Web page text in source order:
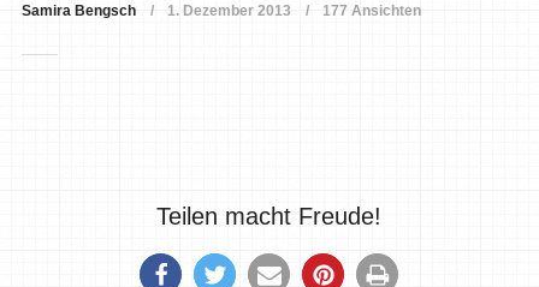
Samira Bengsch 1. Dezember 2013 177 Ansichten
Teilen macht Freude!